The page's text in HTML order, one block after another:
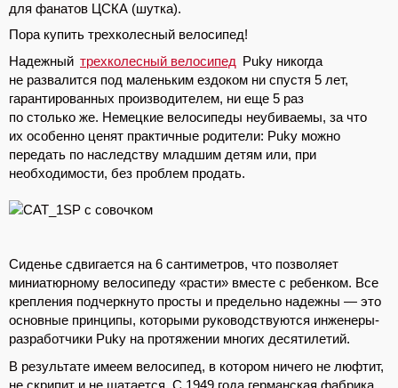
для фанатов ЦСКА (шутка).
Пора купить трехколесный велосипед!
Надежный трехколесный велосипед Puky никогда
не развалится под маленьким ездоком ни спустя 5 лет,
гарантированных производителем, ни еще 5 раз
по столько же. Немецкие велосипеды неубиваемы, за что
их особенно ценят практичные родители: Puky можно
передать по наследству младшим детям или, при
необходимости, без проблем продать.
Сиденье сдвигается на 6 сантиметров, что позволяет
миниатюрному велосипеду «расти» вместе с ребенком. Все
крепления подчеркнуто просты и предельно надежны — это
основные принципы, которыми руководствуются инженеры-
разработчики Puky на протяжении многих десятилетий.
В результате имеем велосипед, в котором ничего не люфтит,
не скрипит и не шатается. С 1949 года германская фабрика